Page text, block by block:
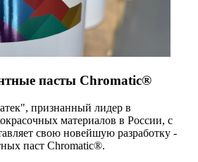
пасты Chromatic®
признанный лидер в
материалов в России, с
свою новейшую разработку -
паст Chromatic®.